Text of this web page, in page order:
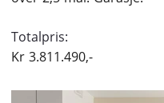
Totalpris:
Kr 3.811.490,-